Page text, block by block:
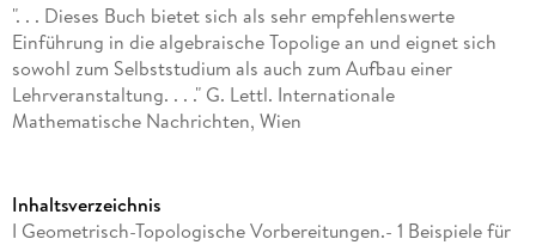
". . . Dieses Buch bietet sich als sehr empfehlenswerte
Einführung in die algebraische Topolige an und eignet sich
sowohl zum Selbststudium als auch zum Aufbau einer
Lehrveranstaltung. . . ." G. Lettl. Internationale
Mathematische Nachrichten, Wien
Inhaltsverzeichnis
I Geometrisch-Topologische Vorbereitungen.- 1 Beispiele für